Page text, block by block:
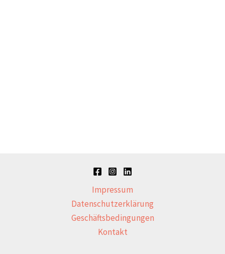
Impressum
Datenschutzerklärung
Geschäftsbedingungen
Kontakt